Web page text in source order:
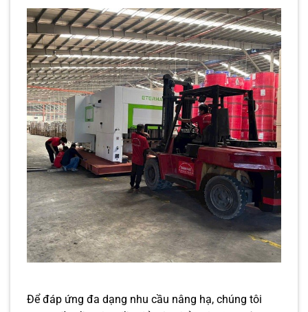
Để đáp ứng đa dạng nhu cầu nâng hạ, chúng tôi